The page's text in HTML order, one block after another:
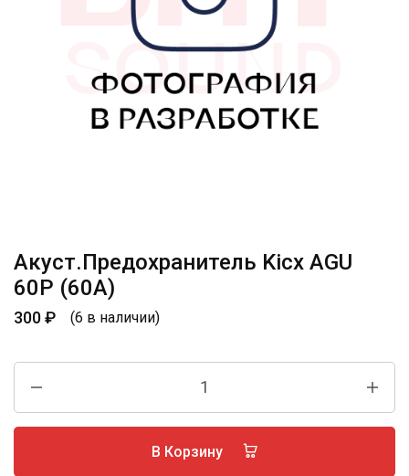
Акуст.Предохранитель Kicx AGU
60P (60A)
300₽ (6 в наличии)
В Корзину